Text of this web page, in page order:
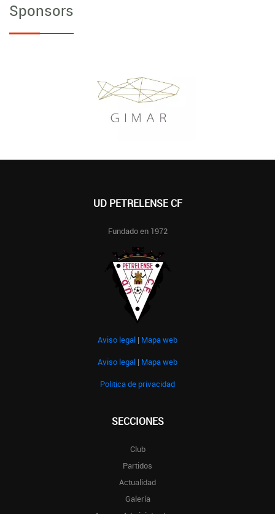
Sponsors
UD PETRELENSE CF
Fundado en 1972
Aviso legal | Mapa web
Aviso legal | Mapa web
Politica de privacidad
SECCIONES
Club
Partidos
Actualidad
Galería